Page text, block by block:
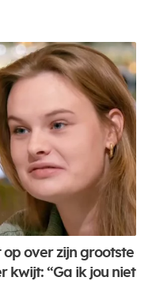
op over zijn grootste
kwijt: “Ga ik jou niet